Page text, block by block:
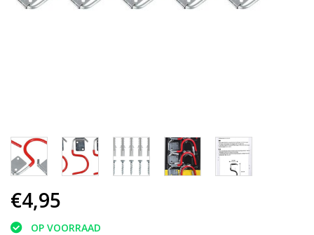
€4,95
OP VOORRAAD